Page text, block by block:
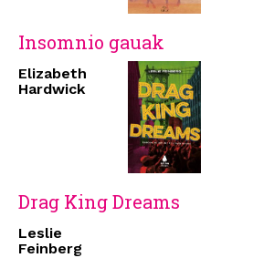
Insomnio gauak
Elizabeth
Hardwick
Drag King Dreams
Leslie
Feinberg